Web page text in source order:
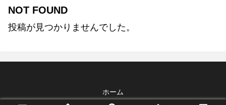
NOT FOUND
投稿が見つかりませんでした。
ホーム